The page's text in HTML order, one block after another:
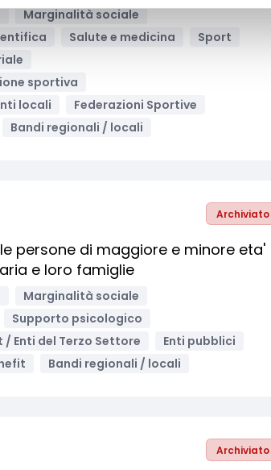
Marginalità sociale
Salute e medicina
Sport
sportiva
locali
Federazioni Sportive
Bandi regionali / locali
Archiviato
persone di maggiore e minore eta'
e loro famiglie
Marginalità sociale
Supporto psicologico
/ Enti del Terzo Settore
Enti pubblici
Bandi regionali / locali
Archiviato